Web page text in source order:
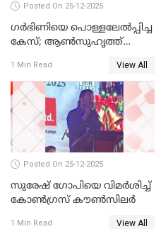
Posted On 25-12-2025
ഗര്‍ഭിണിയെ പൊള്ളലേല്‍പ്പിച്ച
കേസ്; ആണ്‍സുഹൃത്ത്
1 Min Read View All
Posted On 25-12-2025
സുരേഷ് ഗോപിയെ വിമര്‍ശിച്ച്
കോണ്‍ഗ്രസ് കൗണ്‍സിലര്‍
1 Min Read View All